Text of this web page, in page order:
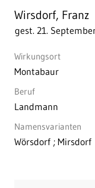
Wirsdorf, Franz
gest. 21.
Wirkungsort
Montabaur
Beruf
Landmann
Namensvarianten
Wörsdorf ; Mirsdorf